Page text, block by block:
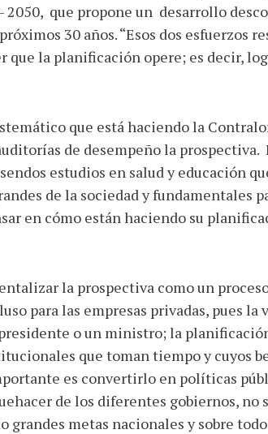
que propone un desarrollo
30 años. “Esos dos esfuerzos
que la planificación opere; es decir,
que está haciendo la
de desempeño la
estudios en salud y educación
de la sociedad y fundamentales
en cómo están haciendo su
la prospectiva como un
para las empresas privadas, pues la
o un ministro; la
que toman tiempo y cuyos
es convertirlo en políticas
de los diferentes gobiernos, no
grandes metas nacionales y sobre